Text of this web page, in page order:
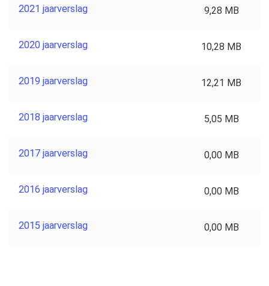
2021 jaarverslag 9,28 MB
2020 jaarverslag 10,28 MB
2019 jaarverslag 12,21 MB
2018 jaarverslag 5,05 MB
2017 jaarverslag 0,00 MB
2016 jaarverslag 0,00 MB
2015 jaarverslag 0,00 MB